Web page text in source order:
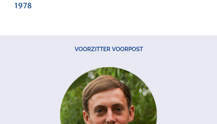
1978
VOORZITTER VOORPOST